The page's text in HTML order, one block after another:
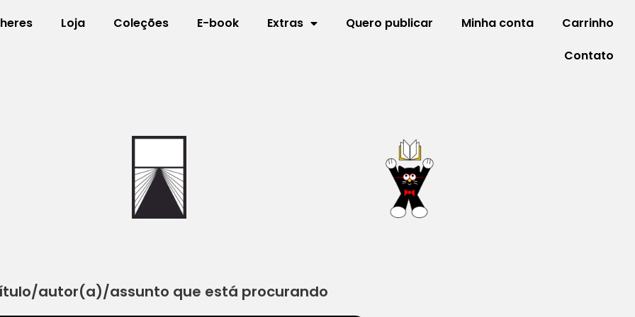
Loja Coleções E-book Extras Quero publicar Minha conta
Carrinho
Contato
autor(a)/assunto que está procurando